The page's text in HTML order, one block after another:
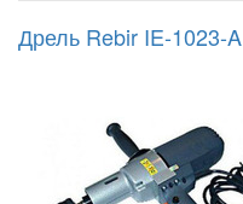
Дрель Rebir IE-1023-A